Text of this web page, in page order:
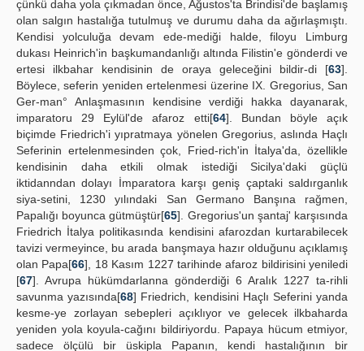
çünkü daha yola çıkmadan önce, Ağustos'ta Brindisi'de başlamış
olan salgın hastalığa tutulmuş ve durumu daha da ağırlaşmıştı.
Kendisi yolculuğa devam ede-mediği halde, filoyu Limburg
dukası Heinrich'in başkumandanlığı altında Filistin'e gönderdi ve
ertesi ilkbahar kendisinin de oraya geleceğini bildir-di [63].
Böylece, seferin yeniden ertelenmesi üzerine IX. Gregorius, San
Ger-man° Anlaşmasının kendisine verdiği hakka dayanarak,
imparatoru 29 Eylül'de afaroz etti[64]. Bundan böyle açık
biçimde Friedrich'i yıpratmaya yönelen Gregorius, aslında Haçlı
Seferinin ertelenmesinden çok, Fried-rich'in İtalya'da, özellikle
kendisinin daha etkili olmak istediği Sicilya'daki güçlü
iktidanndan dolayı İmparatora karşı geniş çaptaki saldırganlık
siya-setini, 1230 yılındaki San Germano Banşına rağmen,
Papalığı boyunca gütmüştür[65]. Gregorius'un şantaj' karşısında
Friedrich İtalya politikasında kendisini afarozdan kurtarabilecek
tavizi vermeyince, bu arada banşmaya hazır olduğunu açıklamış
olan Papa[66], 18 Kasım 1227 tarihinde afaroz bildirisini yeniledi
[67]. Avrupa hükümdarlanna gönderdiği 6 Aralık 1227 ta-rihli
savunma yazısında[68] Friedrich, kendisini Haçlı Seferini yanda
kesme-ye zorlayan sebepleri açıklıyor ve gelecek ilkbaharda
yeniden yola koyula-cağını bildiriyordu. Papaya hücum etmiyor,
sadece ölçülü bir üskipla Papanın, kendi hastalığının bir